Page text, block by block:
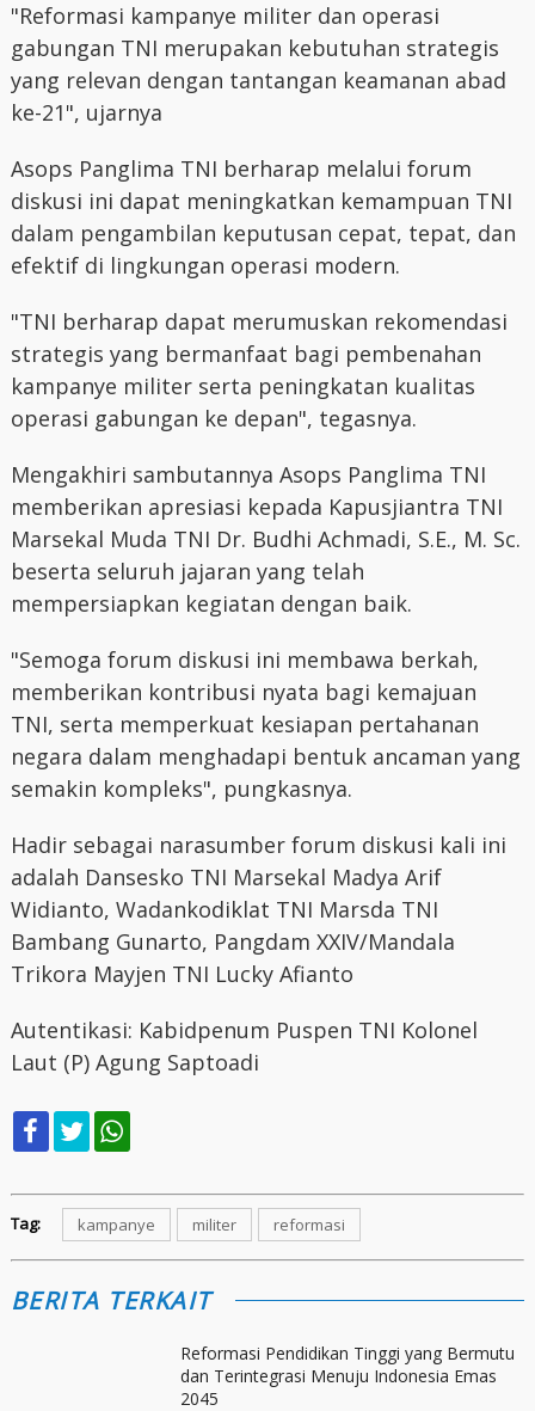
"Reformasi kampanye militer dan operasi
gabungan TNI merupakan kebutuhan strategis
yang relevan dengan tantangan keamanan abad
ke-21", ujarnya
Asops Panglima TNI berharap melalui forum
diskusi ini dapat meningkatkan kemampuan TNI
dalam pengambilan keputusan cepat, tepat, dan
efektif di lingkungan operasi modern.
"TNI berharap dapat merumuskan rekomendasi
strategis yang bermanfaat bagi pembenahan
kampanye militer serta peningkatan kualitas
operasi gabungan ke depan", tegasnya.
Mengakhiri sambutannya Asops Panglima TNI
memberikan apresiasi kepada Kapusjiantra TNI
Marsekal Muda TNI Dr. Budhi Achmadi, S.E., M. Sc.
beserta seluruh jajaran yang telah
mempersiapkan kegiatan dengan baik.
"Semoga forum diskusi ini membawa berkah,
memberikan kontribusi nyata bagi kemajuan
TNI, serta memperkuat kesiapan pertahanan
negara dalam menghadapi bentuk ancaman yang
semakin kompleks", pungkasnya.
Hadir sebagai narasumber forum diskusi kali ini
adalah Dansesko TNI Marsekal Madya Arif
Widianto, Wadankodiklat TNI Marsda TNI
Bambang Gunarto, Pangdam XXIV/Mandala
Trikora Mayjen TNI Lucky Afianto
Autentikasi: Kabidpenum Puspen TNI Kolonel
Laut (P) Agung Saptoadi
Tag: kampanye militer reformasi
BERITA TERKAIT
Reformasi Pendidikan Tinggi yang Bermutu
dan Terintegrasi Menuju Indonesia Emas
2045